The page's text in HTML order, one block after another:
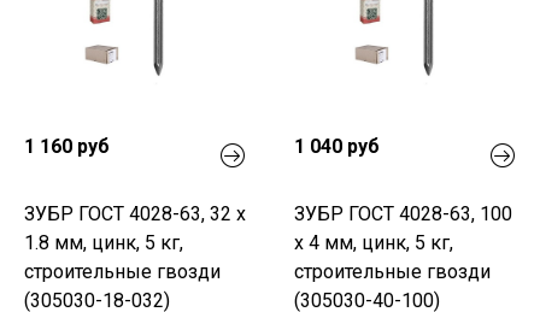
1 160 руб
ЗУБР ГОСТ 4028-63, 32 x
1.8 мм, цинк, 5 кг,
строительные гвозди
(305030-18-032)
1 040 руб
ЗУБР ГОСТ 4028-63, 100
x 4 мм, цинк, 5 кг,
строительные гвозди
(305030-40-100)